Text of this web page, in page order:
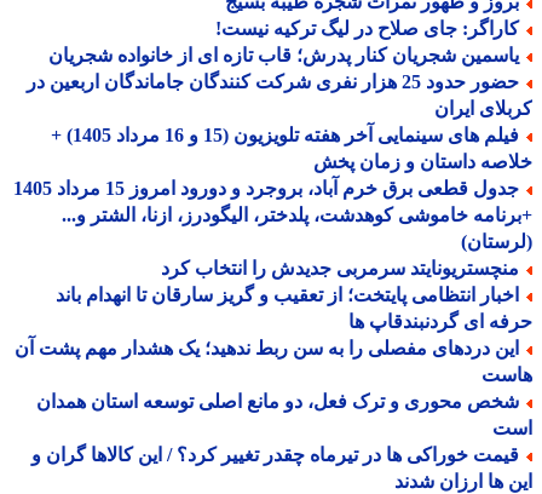
جای صلاح در لیگ ترکیه نیست!
شجریان کنار پدرش؛ قاب تازه ای از خانواده شجریان
حضور حدود 25 هزار نفری شرکت کنندگان جاماندگان اربعین در
ایران
فیلم های سینمایی آخر هفته تلویزیون (15 و 16 مرداد 1405) +
داستان و زمان پخش
جدول قطعی برق خرم آباد، بروجرد و دورود امروز 15 مرداد 1405
خاموشی کوهدشت، پلدختر، الیگودرز، ازنا، الشتر و...
سرمربی جدیدش را انتخاب کرد
انتظامی پایتخت؛ از تعقیب و گریز سارقان تا انهدام باند
ای گردنبندقاپ ها
دردهای مفصلی را به سن ربط ندهید؛ یک هشدار مهم پشت آن
محوری و ترک فعل، دو مانع اصلی توسعه استان همدان
خوراکی ها در تیرماه چقدر تغییر کرد؟ / این کالاها گران و
ها ارزان شدند